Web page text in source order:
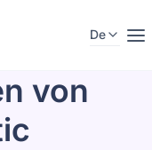
De
von